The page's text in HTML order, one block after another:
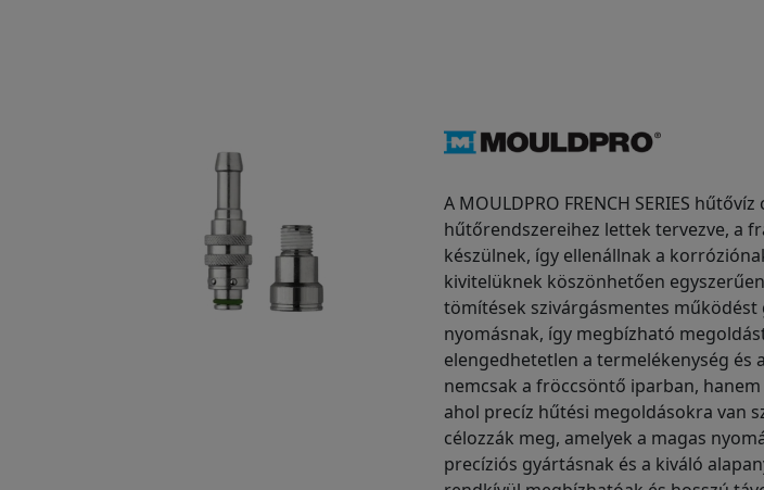
A MOULDPRO FRENCH SERIES
hűtőrendszereihez lettek tervezve, a
készülnek, így ellenállnak a
kivitelüknek köszönhetően
tömítések szivárgásmentes
nyomásnak, így megbízható
elengedhetetlen a termelékenység és
nemcsak a fröccsöntő iparban,
ahol precíz hűtési megoldásokra van
célozzák meg, amelyek a magas
precíziós gyártásnak és a kiváló